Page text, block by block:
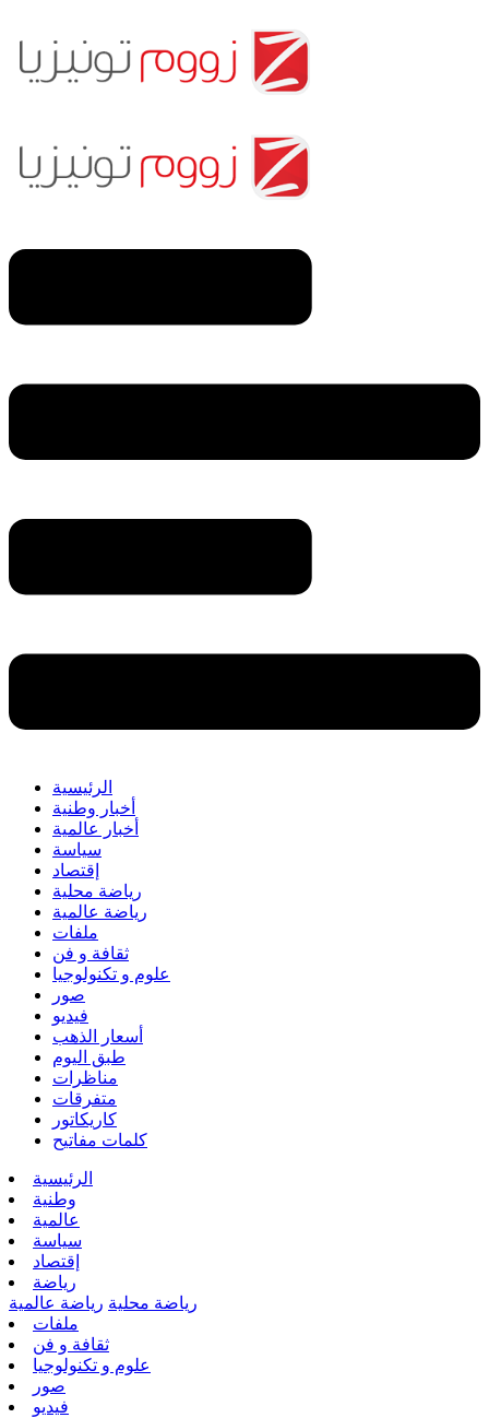
الرئيسية
أخبار وطنية
أخبار عالمية
سياسة
إقتصاد
رياضة محلية
رياضة عالمية
ملفات
ثقافة و فن
علوم و تكنولوجيا
صور
فيديو
أسعار الذهب
طبق اليوم
مناظرات
متفرقات
كاريكاتور
كلمات مفاتيح
الرئيسية
وطنية
عالمية
سياسة
إقتصاد
رياضة
رياضة محلية رياضة عالمية
ملفات
ثقافة و فن
علوم و تكنولوجيا
صور
فيديو